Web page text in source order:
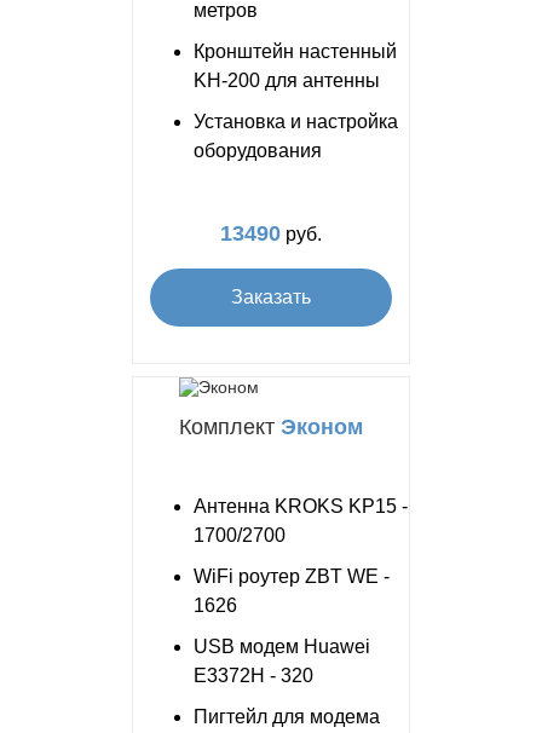
метров
Кронштейн настенный
KH-200 для антенны
Установка и настройка
оборудования
13490 руб.
Заказать
Комплект Эконом
Антенна KROKS KP15 -
1700/2700
WiFi роутер ZBT WE -
1626
USB модем Huawei
E3372H - 320
Пигтейл для модема